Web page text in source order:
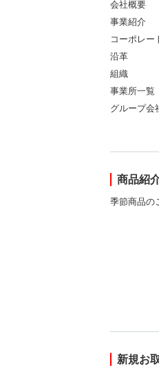
会社概要
事業紹介
コーポレー
沿革
組織
事業所一覧
グループ会
商品紹
季節商品の
新規お